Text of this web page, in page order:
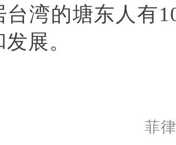
台湾的塘东人有
展。
菲